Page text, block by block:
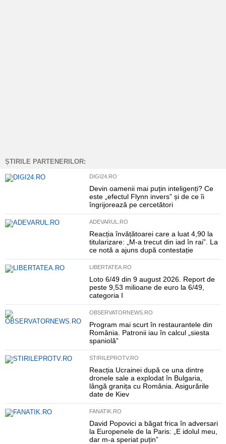
ȘTIRILE PARTENERILOR:
DIGI24.RO
Devin oamenii mai puțin inteligenți? Ce
este „efectul Flynn invers” și de ce îi
îngrijorează pe cercetători
ADEVARUL.RO
Reacția învățătoarei care a luat 4,90 la
titularizare: „M-a trecut din iad în rai”. La
ce notă a ajuns după contestație
LIBERTATEA.RO
Loto 6/49 din 9 august 2026. Report de
peste 9,53 milioane de euro la 6/49,
categoria I
OBSERVATORNEWS.RO
Program mai scurt în restaurantele din
România. Patronii iau în calcul „siesta
spaniolă”
STIRILEPROTV.RO
Reacția Ucrainei după ce una dintre
dronele sale a explodat în Bulgaria,
lângă granița cu România. Asigurările
date de Kiev
FANATIK.RO
David Popovici a băgat frica în adversari
la Europenele de la Paris: „E idolul meu,
dar m-a speriat puțin”